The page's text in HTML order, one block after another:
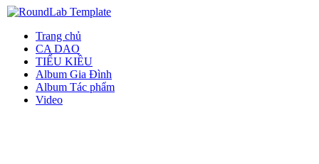
Trang chủ
CA DAO
TIỂU KIỀU
Album Gia Đình
Album Tác phẩm
Video